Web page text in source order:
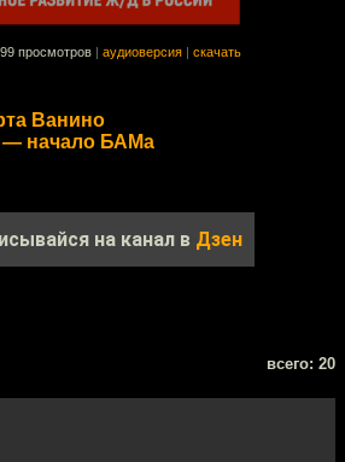
просмотров аудиоверсия скачать
Ванино
— начало БАМа
на канал в Дзен
всего: 20